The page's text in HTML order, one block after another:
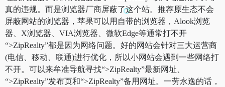
真的违规。而是浏览器厂商屏蔽了这个站。推荐原生态不会
屏蔽网站的浏览器，苹果可以用自带的浏览器，Alook浏览
器、X浏览器、VIA浏览器、微软Edge等通常打不开
“>ZipRealty”都是因为网络问题。好的网站会针对三大运营商
(电信、移动、联通)进行优化，所以小网站会遇到一些网络打
不开。可以来牟准导航寻找“>ZipRealty”最新网址、
“>ZipRealty”发布页和“>ZipRealty”备用网址。一劳永逸的话，